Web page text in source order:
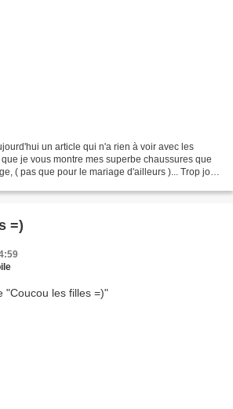
un article qui n'a rien à voir avec les
je vous montre mes superbe chaussures que
( pas que pour le mariage d'ailleurs )... Trop jolie
=)